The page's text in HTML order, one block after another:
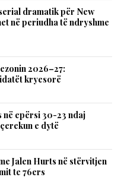
dramatik për New
në periudha të ndryshme
2026–27:
kryesorë
në epërsi 30-23 ndaj
e dytë
Jalen Hurts në stërvitjen
te 76ers